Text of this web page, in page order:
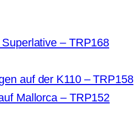
– TRP168
auf der K110 – TRP158
Mallorca – TRP152